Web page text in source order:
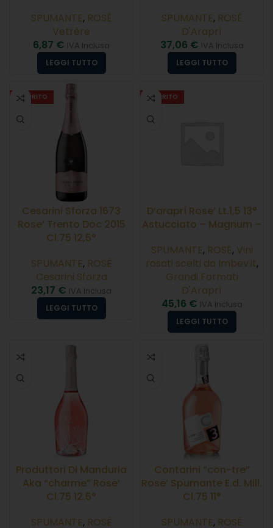
SPUMANTE, ROSÉ
Vetrère
6,87 € IVA Inclusa
LEGGI TUTTO
SPUMANTE, ROSÉ
D'Araprì
37,06 € IVA Inclusa
LEGGI TUTTO
ESAURITO
Cesarini Sforza 1673
Rose’ Trento Doc 2015
Cl.75 12,5°
SPUMANTE, ROSÉ
Cesarini Sforza
23,17 € IVA Inclusa
LEGGI TUTTO
ESAURITO
D’araprÌ Rose’ Lt.1,5 13°
Astucciato – Magnum –
SPUMANTE, ROSÉ, Vini
rosati scelti da Imbev.it,
Grandi Formati
D'Araprì
45,16 € IVA Inclusa
LEGGI TUTTO
Produttori Di Manduria
Aka “charme” Rose’
Cl.75 12.5°
SPUMANTE, ROSÉ
Contarini “con-tre”
Rose’ Spumante E.d. Mill.
Cl.75 11°
SPUMANTE, ROSÉ